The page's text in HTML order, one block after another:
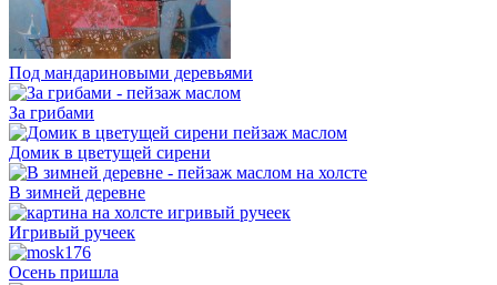
Под мандариновыми деревьями
За грибами
Домик в цветущей сирени
В зимней деревне
Игривый ручеек
Осень пришла